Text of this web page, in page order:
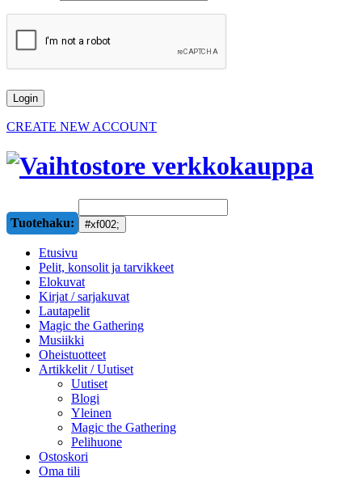
CREATE NEW ACCOUNT
Tuotehaku:
Etusivu
Pelit, konsolit ja tarvikkeet
Elokuvat
Kirjat / sarjakuvat
Lautapelit
Magic the Gathering
Musiikki
Oheistuotteet
Artikkelit / Uutiset
Uutiset
Blogi
Yleinen
Magic the Gathering
Pelihuone
Ostoskori
Oma tili